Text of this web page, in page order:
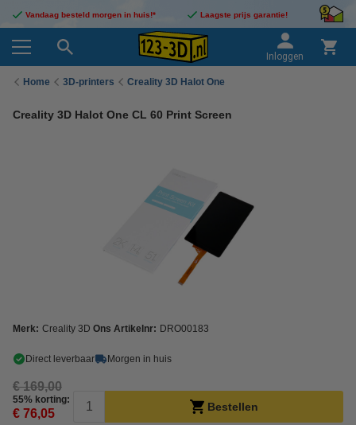
Vandaag besteld morgen in huis!* Laagste prijs garantie!
Inloggen
Home 3D-printers Creality 3D Halot One
Creality 3D Halot One CL 60 Print Screen
Merk: Creality 3D Ons Artikelnr: DRO00183
Direct leverbaar Morgen in huis
€ 169,00
55% korting:
€ 76,05 Bestellen